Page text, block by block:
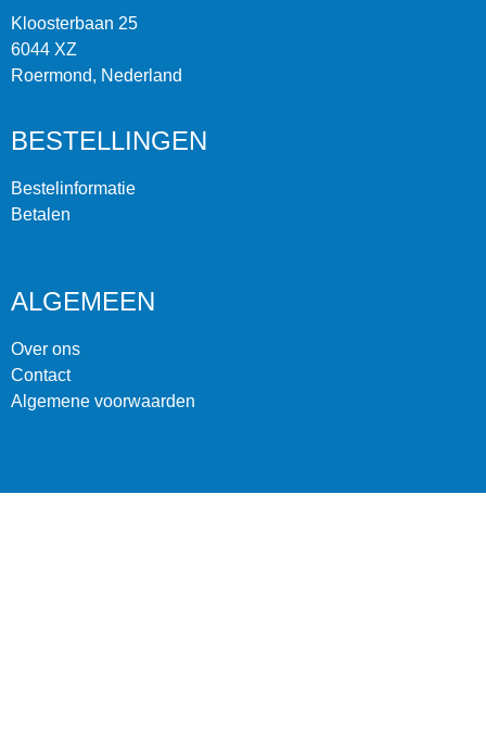
Kloosterbaan 25
6044 XZ
Roermond, Nederland
BESTELLINGEN
Bestelinformatie
Betalen
ALGEMEEN
Over ons
Contact
Algemene voorwaarden